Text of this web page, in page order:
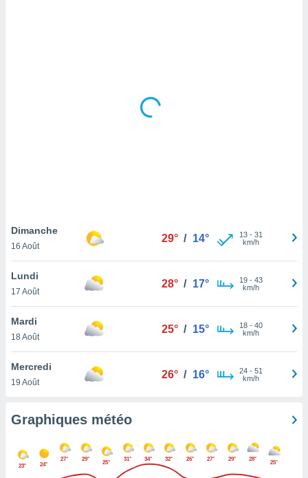
pas
de
à
cas,
que
sur le
ne
Dimanche
16 Août
29° / 14° 13- 31
km/h
Lundi
17 Août
28° / 17° 19- 43
km/h
Mardi
18 Août
25° / 15° 18- 40
km/h
Mercredi
19 Août
26° / 16° 24- 51
km/h
Graphiques météo
23° 24°
27° 29°
25°
31° 34° 32° 26° 27° 29° 28°
25°